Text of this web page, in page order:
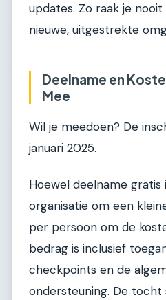
updates. Zo raak je
nieuwe, uitgestrekte
Deelname en
Mee
Wil je meedoen? De
januari 2025.
Hoewel deelname gratis
organisatie om een
per persoon om de
bedrag is inclusief
checkpoints en de
ondersteuning. De